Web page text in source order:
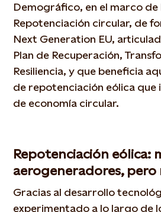
Demográfico, en el marco
Repotenciación circular, de
Next Generation EU,
Plan de Recuperación,
Resiliencia, y que beneficia
de repotenciación eólica que
de economía circular.
Repotenciación eólica:
aerogeneradores, pero
Gracias al desarrollo
experimentado a lo largo de